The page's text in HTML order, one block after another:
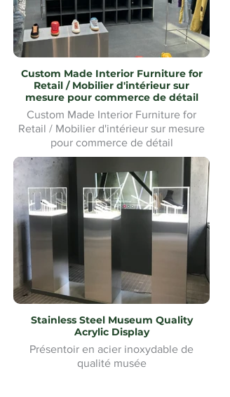
Custom Made Interior Furniture for
Retail / Mobilier d'intérieur sur
mesure pour commerce de détail
Custom Made Interior Furniture for
Retail / Mobilier d'intérieur sur mesure
pour commerce de détail
Stainless Steel Museum Quality
Acrylic Display
Présentoir en acier inoxydable de
qualité musée